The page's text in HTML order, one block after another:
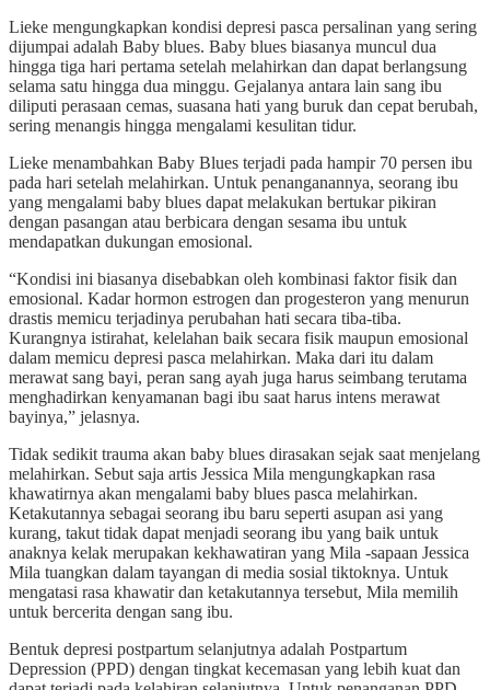
Lieke mengungkapkan kondisi depresi pasca persalinan yang sering
dijumpai adalah Baby blues. Baby blues biasanya muncul dua
hingga tiga hari pertama setelah melahirkan dan dapat berlangsung
selama satu hingga dua minggu. Gejalanya antara lain sang ibu
diliputi perasaan cemas, suasana hati yang buruk dan cepat berubah,
sering menangis hingga mengalami kesulitan tidur.
Lieke menambahkan Baby Blues terjadi pada hampir 70 persen ibu
pada hari setelah melahirkan. Untuk penanganannya, seorang ibu
yang mengalami baby blues dapat melakukan bertukar pikiran
dengan pasangan atau berbicara dengan sesama ibu untuk
mendapatkan dukungan emosional.
“Kondisi ini biasanya disebabkan oleh kombinasi faktor fisik dan
emosional. Kadar hormon estrogen dan progesteron yang menurun
drastis memicu terjadinya perubahan hati secara tiba-tiba.
Kurangnya istirahat, kelelahan baik secara fisik maupun emosional
dalam memicu depresi pasca melahirkan. Maka dari itu dalam
merawat sang bayi, peran sang ayah juga harus seimbang terutama
menghadirkan kenyamanan bagi ibu saat harus intens merawat
bayinya,” jelasnya.
Tidak sedikit trauma akan baby blues dirasakan sejak saat menjelang
melahirkan. Sebut saja artis Jessica Mila mengungkapkan rasa
khawatirnya akan mengalami baby blues pasca melahirkan.
Ketakutannya sebagai seorang ibu baru seperti asupan asi yang
kurang, takut tidak dapat menjadi seorang ibu yang baik untuk
anaknya kelak merupakan kekhawatiran yang Mila -sapaan Jessica
Mila tuangkan dalam tayangan di media sosial tiktoknya. Untuk
mengatasi rasa khawatir dan ketakutannya tersebut, Mila memilih
untuk bercerita dengan sang ibu.
Bentuk depresi postpartum selanjutnya adalah Postpartum
Depression (PPD) dengan tingkat kecemasan yang lebih kuat dan